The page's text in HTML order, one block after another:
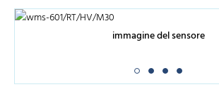
immagine del sensore